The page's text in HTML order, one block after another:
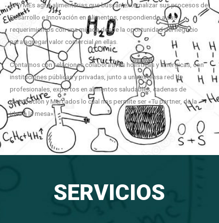
y PYMEs agro-alimentarias que buscan externalizar sus procesos de
Desarrollo e Innovación en Alimentos, respondiendo a sus
requerimientos con una mirada desde la oportunidad del negocio
para agregar valor comercial en ellas.
Contamos con relaciones colaborativas holísticas y sinérgicas, con
instituciones públicas y privadas, junto a una extensa red de
profesionales, expertos en alimentos saludables, cadenas de
distribución y Mercados lo cual nos permite ser «Tu partner, de la
idea a la mesa».
SERVICIOS